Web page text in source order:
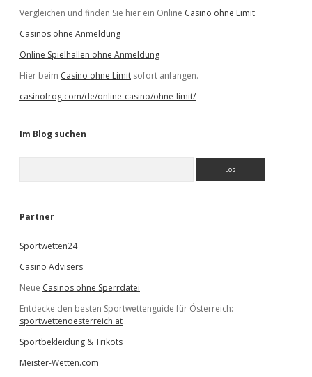
Vergleichen und finden Sie hier ein Online Casino ohne Limit
Casinos ohne Anmeldung
Online Spielhallen ohne Anmeldung
Hier beim Casino ohne Limit sofort anfangen.
casinofrog.com/de/online-casino/ohne-limit/
Im Blog suchen
e
Partner
Sportwetten24
Casino Advisers
Neue Casinos ohne Sperrdatei
Entdecke den besten Sportwettenguide für Österreich:
sportwettenoesterreich.at
Sportbekleidung & Trikots
Meister-Wetten.com